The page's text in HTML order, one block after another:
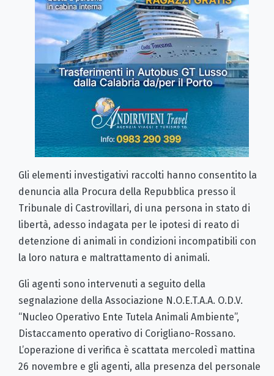
Gli elementi investigativi raccolti hanno consentito la
denuncia alla Procura della Repubblica presso il
Tribunale di Castrovillari, di una persona in stato di
libertà, adesso indagata per le ipotesi di reato di
detenzione di animali in condizioni incompatibili con
la loro natura e maltrattamento di animali.
Gli agenti sono intervenuti a seguito della
segnalazione della Associazione N.O.E.T.A.A. O.D.V.
“Nucleo Operativo Ente Tutela Animali Ambiente”,
Distaccamento operativo di Corigliano-Rossano.
L’operazione di verifica è scattata mercoledì mattina
26 novembre e gli agenti, alla presenza del personale